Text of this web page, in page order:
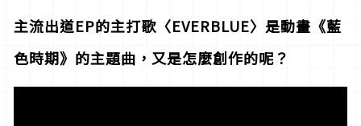
主流出道EP的主打歌〈EVERBLUE〉是動畫《藍
色時期》的主題曲，又是怎麼創作的呢？